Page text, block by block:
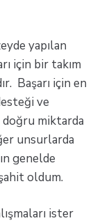
yapılan
için bir takım
Başarı için en
ve
miktarda
unsurlarda
genelde
oldum.
ister